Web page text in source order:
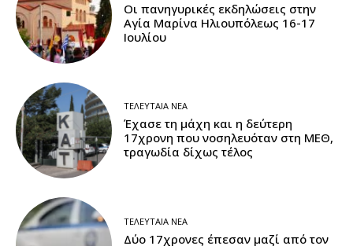
Οι πανηγυρικές εκδηλώσεις στην
Αγία Μαρίνα Ηλιουπόλεως 16-17
Ιουλίου
ΤΕΛΕΥΤΑΊΑ ΝΈΑ
Έχασε τη μάχη και η δεύτερη
17χρονη που νοσηλευόταν στη ΜΕΘ,
τραγωδία δίχως τέλος
ΤΕΛΕΥΤΑΊΑ ΝΈΑ
Δύο 17χρονες έπεσαν μαζί από τον